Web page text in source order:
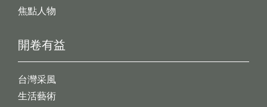
開卷有益
台灣采風
生活藝術
焦點人物